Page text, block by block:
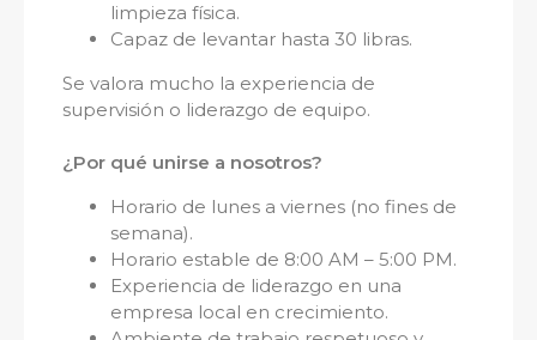
limpieza física.
Capaz de levantar hasta 30 libras.
Se valora mucho la experiencia de
supervisión o liderazgo de equipo.
¿Por qué unirse a nosotros?
Horario de lunes a viernes (no fines de
semana).
Horario estable de 8:00 AM – 5:00 PM.
Experiencia de liderazgo en una
empresa local en crecimiento.